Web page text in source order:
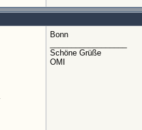
Bonn
Schöne Grüße
OMI